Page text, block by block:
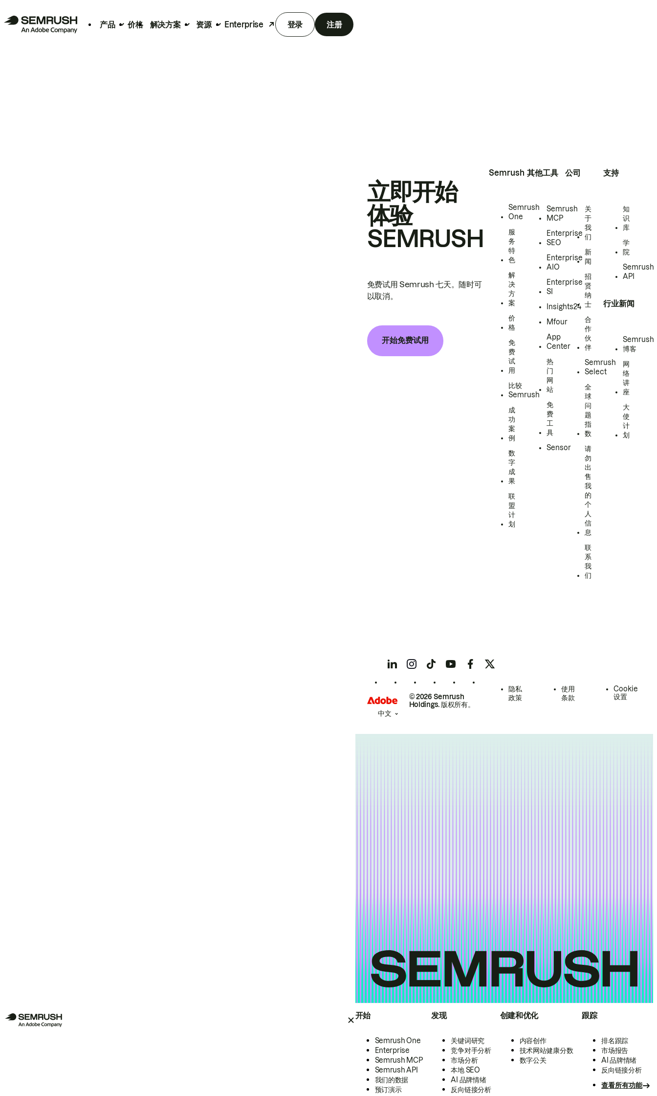
产品 价格 解决方案 资源 Enterprise 登录 注册
开始
Semrush One
Enterprise
Semrush MCP
Semrush API
我们的数据
预订演示
发现
关键词研究
竞争对手分析
市场分析
本地 SEO
AI 品牌情绪
反向链接分析
创建和优化
内容创作
技术网站健康分数
数字公关
跟踪
排名跟踪
市场报告
AI 品牌情绪
反向链接分析
查看所有功能
立即开始
体验
SEMRUSH
免费试用 Semrush 七天。随时可
以取消。
开始免费试用
Semrush
Semrush
One
服
务
特
色
解
决
方
案
价
格
免
费
试
用
比较
Semrush
成
功
案
例
数
字
成
果
联
盟
计
划
其他工具
Semrush
MCP
Enterprise
SEO
Enterprise
AIO
Enterprise
SI
Insights24
Mfour
App
Center
热
门
网
站
免
费
工
具
Sensor
公司
关
于
我
们
新
闻
招
贤
纳
士
合
作
伙
伴
Semrush
Select
全
球
问
题
指
数
请
勿
出
售
我
的
个
人
信
息
联
系
我
们
支持
知
识
库
学
院
Semrush
API
行业新闻
Semrush
博客
网
络
讲
座
大
使
计
划
© 2026 Semrush
Holdings. 版权所有。
隐私
政策
使用
条款
Cookie
设置
中文